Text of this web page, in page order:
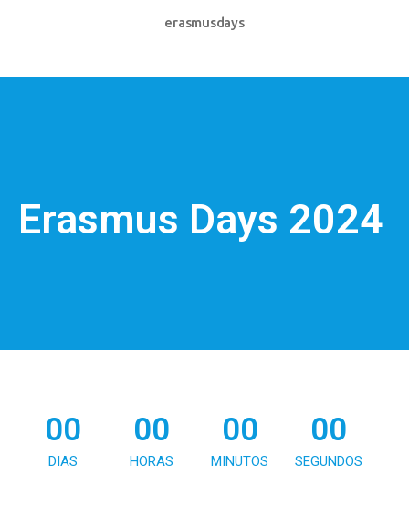
erasmusdays
Erasmus Days 2024
00
DIAS
00
HORAS
00
MINUTOS
00
SEGUNDOS